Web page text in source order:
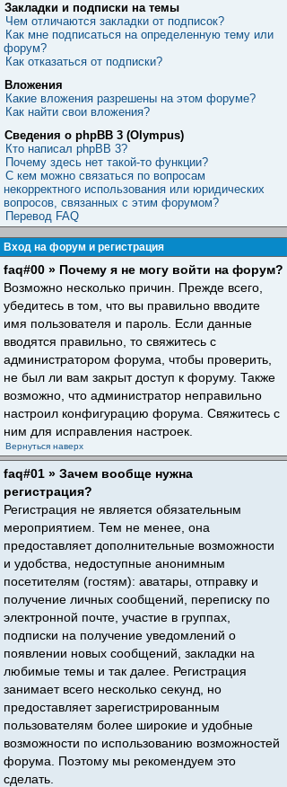
Закладки и подписки на темы
Чем отличаются закладки от подписок?
Как мне подписаться на определенную тему или
форум?
Как отказаться от подписки?
Вложения
Какие вложения разрешены на этом форуме?
Как найти свои вложения?
Сведения о phpBB 3 (Olympus)
Кто написал phpBB 3?
Почему здесь нет такой-то функции?
С кем можно связаться по вопросам
некорректного использования или юридических
вопросов, связанных с этим форумом?
Перевод FAQ
Вход на форум и регистрация
faq#00 » Почему я не могу войти на форум?
Возможно несколько причин. Прежде всего,
убедитесь в том, что вы правильно вводите
имя пользователя и пароль. Если данные
вводятся правильно, то свяжитесь с
администратором форума, чтобы проверить,
не был ли вам закрыт доступ к форуму. Также
возможно, что администратор неправильно
настроил конфигурацию форума. Свяжитесь с
ним для исправления настроек.
Вернуться наверх
faq#01 » Зачем вообще нужна
регистрация?
Регистрация не является обязательным
мероприятием. Тем не менее, она
предоставляет дополнительные возможности
и удобства, недоступные анонимным
посетителям (гостям): аватары, отправку и
получение личных сообщений, переписку по
электронной почте, участие в группах,
подписки на получение уведомлений о
появлении новых сообщений, закладки на
любимые темы и так далее. Регистрация
занимает всего несколько секунд, но
предоставляет зарегистрированным
пользователям более широкие и удобные
возможности по использованию возможностей
форума. Поэтому мы рекомендуем это
сделать.